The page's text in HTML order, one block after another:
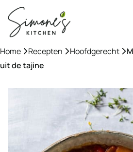
naar
inhoud
Home »Recepten »Hoofdgerecht »
uit de tajine